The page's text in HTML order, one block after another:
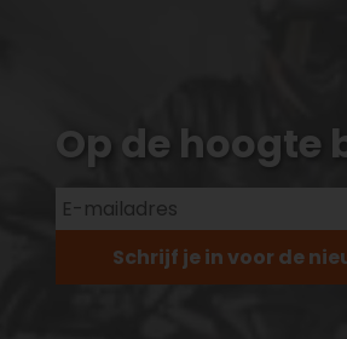
Op de hoogte
Schrijf je in voor de